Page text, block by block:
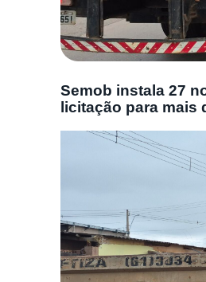
Semob instala 27
licitação para mais